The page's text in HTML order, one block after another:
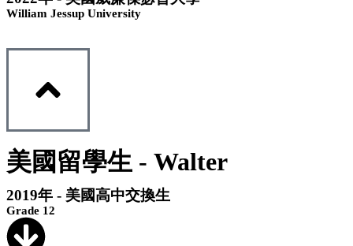
William Jessup University
美國留學生 - Walter
2019年 - 美國高中交換生
Grade 12